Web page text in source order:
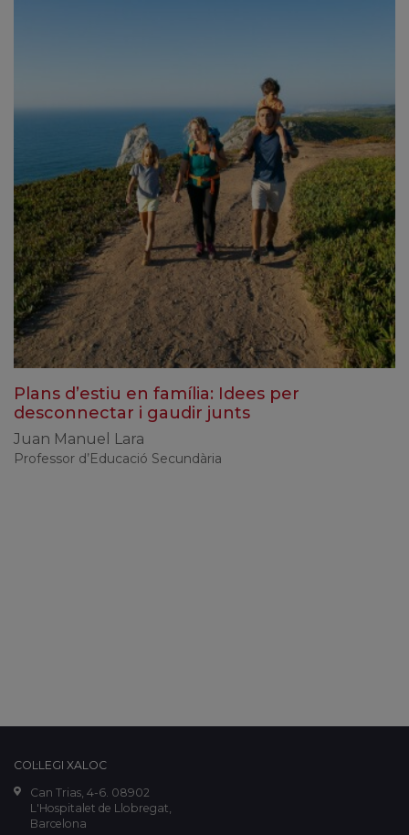
Plans d’estiu en família: Idees per
desconnectar i gaudir junts
Juan Manuel Lara
Professor d’Educació Secundària
COL·LEGI XALOC
Can Trias, 4-6. 08902
L'Hospitalet de Llobregat,
Barcelona